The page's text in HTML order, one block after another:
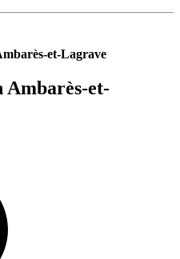
et-Lagrave
Ambarès-et-